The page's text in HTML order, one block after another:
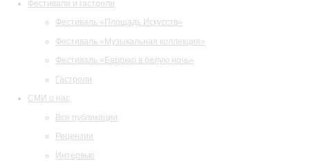
Фестивали и гастроли
Фестиваль «Площадь Искусств»
Фестиваль «Музыкальная коллекция»
Фестиваль «Барокко в белую ночь»
Гастроли
СМИ о нас
Все публикации
Рецензии
Интервью